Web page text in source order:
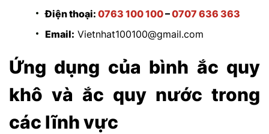
Điện thoại: 0763 100 100–0707 636 363
Email: Vietnhat100100@gmail.com
Ứng dụng của bình ắc quy
khô và ắc quy nước trong
các lĩnh vực